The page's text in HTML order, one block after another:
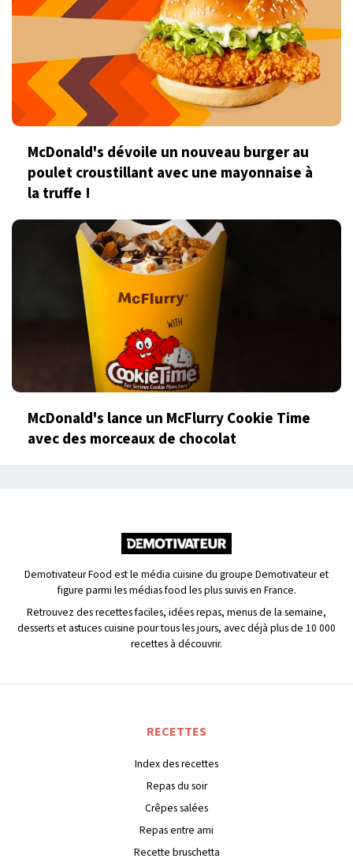
McDonald's dévoile un nouveau burger au
poulet croustillant avec une mayonnaise à
la truffe !
McDonald's lance un McFlurry Cookie Time
avec des morceaux de chocolat
Demotivateur Food est le média cuisine du groupe Demotivateur et
figure parmi les médias food les plus suivis en France.
Retrouvez des recettes faciles, idées repas, menus de la semaine,
desserts et astuces cuisine pour tous les jours, avec déjà plus de 10 000
recettes à découvrir.
RECETTES
Index des recettes
Repas du soir
Crêpes salées
Repas entre ami
Recette bruschetta